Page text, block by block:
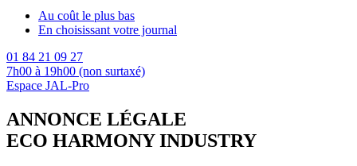
Au coût le plus bas
En choisissant votre journal
01 84 21 09 27
7h00 à 19h00 (non surtaxé)
Espace JAL-Pro
ANNONCE LÉGALE
ECO HARMONY INDUSTRY